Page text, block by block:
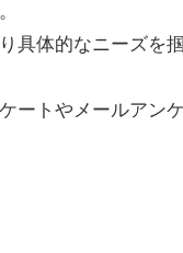
具体的なニーズを
ートやメールアン